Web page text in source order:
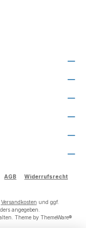
AGB
Widerrufsrecht
Versandkosten und ggf.
angegeben.
Theme by ThemeWare®